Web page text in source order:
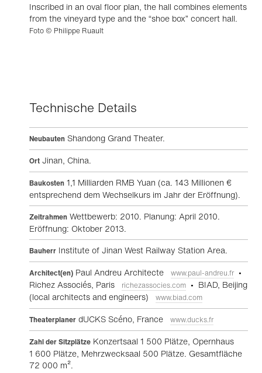
Inscribed in an oval floor plan, the hall combines elements
from the vineyard type and the “shoe box” concert hall.
Foto © Philippe Ruault
Technische Details
Neubauten Shandong Grand Theater.
Ort Jinan, China.
Baukosten 1,1 Milliarden RMB Yuan (ca. 143 Millionen €
entsprechend dem Wechselkurs im Jahr der Eröffnung).
Zeitrahmen Wettbewerb: 2010. Planung: April 2010.
Eröffnung: Oktober 2013.
Bauherr Institute of Jinan West Railway Station Area.
Architect(en) Paul Andreu Architecte www.paul-andreu.fr •
Richez Associés, Paris
richezassocies.com • BIAD, Beijing
(local architects and engineers)
www.biad.com
Theaterplaner dUCKS Scéno, France www.ducks.fr
Zahl der Sitzplätze Konzertsaal 1 500 Plätze, Opernhaus
1 600 Plätze, Mehrzwecksaal 500 Plätze. Gesamtfläche
72 000 m².